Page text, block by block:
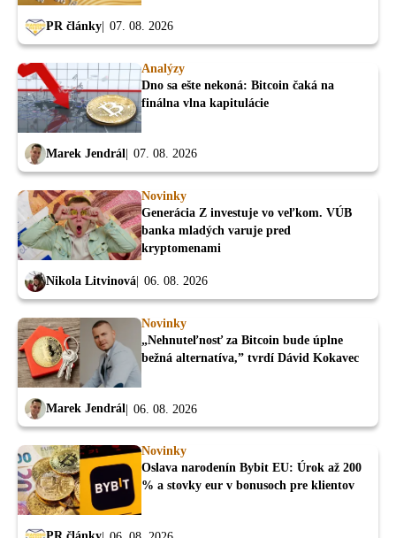
PR články 07. 08. 2026
Analýzy
Dno sa ešte nekoná: Bitcoin čaká na
finálna vlna kapitulácie
Marek Jendrál 07. 08. 2026
Novinky
Generácia Z investuje vo veľkom. VÚB
banka mladých varuje pred
kryptomenami
Nikola Litvinová 06. 08. 2026
Novinky
„Nehnuteľnosť za Bitcoin bude úplne
bežná alternatíva,” tvrdí Dávid Kokavec
Marek Jendrál 06. 08. 2026
Novinky
Oslava narodenín Bybit EU: Úrok až 200
% a stovky eur v bonusoch pre klientov